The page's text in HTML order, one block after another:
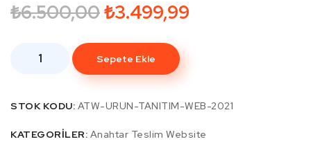
₺6.500,00₺3.499,99
Sepete Ekle
STOK KODU: ATW-URUN-TANITIM-WEB-2021
KATEGORILER: Anahtar Teslim Website